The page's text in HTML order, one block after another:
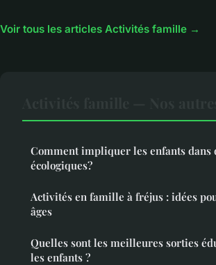
Voir tous les articles Activités famille →
Comment impliquer les enfants dans
écologiques?
Activités en famille à fréjus : idées
âges
Quelles sont les meilleures sorties
les enfants ?